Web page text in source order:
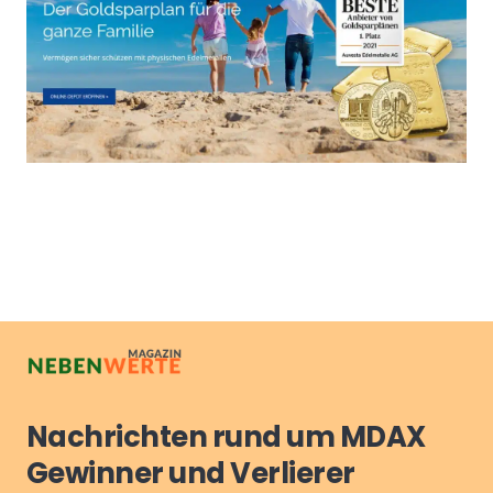
Nachrichten rund um MDAX
Gewinner und Verlierer